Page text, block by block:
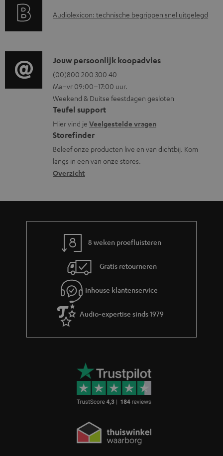
m
t
e
n
n
r
m
a
t
i
e
n
e
i
n
f
o
r
m
a
A
i
o
g
l
o
s
s
a
r
Audiolexicon: technische begrippen snel uitgelegd
C
o
n
t
a
c
t
i
n
r
Jouw persoonlijk koopadvies
(00)800 200 300 40
Ma–vr 09:00–17:00 uur.
Weekend & Duitse feestdagen gesloten
Teufel support
Hier vind je Veelgestelde vragen
Storefinder
Beleef onze producten live en van dichtbij. Kom
langs in een van onze stores.
Overzicht
8 weken proefluisteren
Gratis retourneren
Inhouse klantenservice
Audio-expertise sinds 1979